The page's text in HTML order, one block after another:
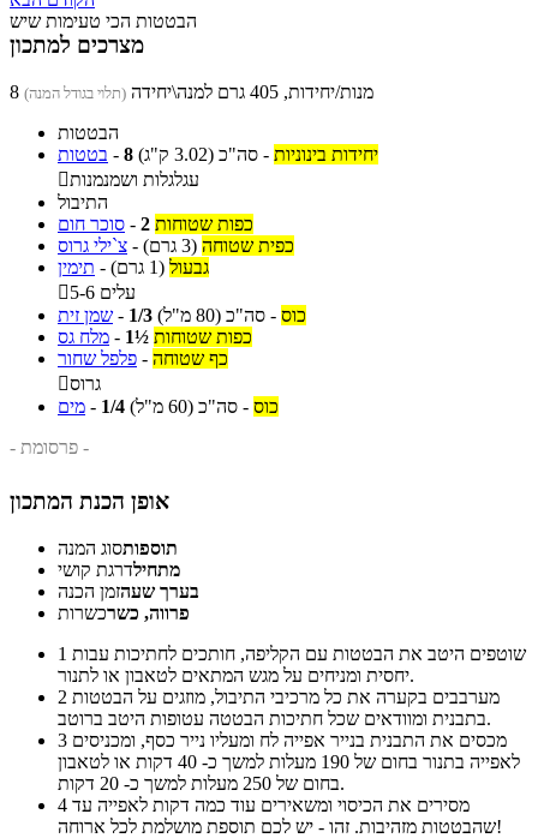
הבטטות הכי טעימות שיש
מצרכים למתכון
8 מנות/יחידות, 405 גרם למנה\יחידה (תלוי בגודל המנה)
הבטטות
בטטות - 8 יחידות בינוניות - סה"כ (3.02 ק"ג)
עגלגלות ושמנמנות
התיבול
סוכר חום - 2 כפות שטוחות
צ`ילי גרוס - כפית שטוחה (3 גרם)
תימין - גבעול (1 גרם)

5-6 עלים
שמן זית - 1/3 כוס - סה"כ (80 מ"ל)
מלח גס - 1½ כפות שטוחות
פלפל שחור - כף שטוחה
גרוס
מים - 1/4 כוס - סה"כ (60 מ"ל)
- פרסומת -
אופן הכנת המתכון
תוספותסוג המנה
מתחילדרגת קושי
בערך שעהזמן הכנה
פרווה, כשרכשרות
1
יחסית ומניחים על מגש המתאים לטאבון או לתנור.
2
בתבנית ומוודאים שכל חתיכות הבטטה עטופות היטב ברוטב.
3
לאפייה בתנור בחום של 190 מעלות למשך כ- 40 דקות או לטאבון
בחום של 250 מעלות למשך כ- 20 דקות.
4
שהבטטות מזהיבות. זהו - יש לכם תוספת מושלמת לכל ארוחה!